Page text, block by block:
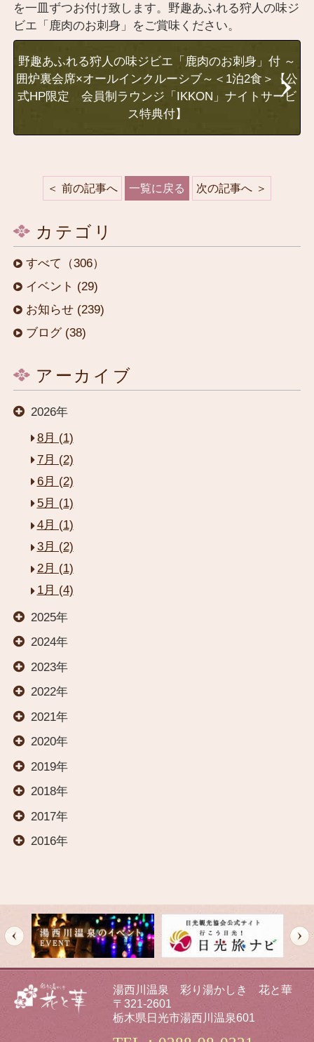
を一皿ずつお付け致します。野趣あふれる狩人の味ジ
ビエ「鹿肉のお刺身」をご賞味ください。
野趣あふれる狩人の味ジビエ「鹿肉のお刺身」付 ～
囲炉裏会席×オールインクルーシブ～＜1泊2食＞【公
式HP限定 会員制ラウンジ「IKKON」ナイトサービ
ス特典付】
前の記事へ 一覧に戻る 次の記事へ
カテゴリ
すべて（306）
イベント (29)
お知らせ (239)
ブログ (38)
アーカイブ
2026年
8月 (1)
7月 (2)
6月 (2)
5月 (1)
4月 (1)
3月 (2)
2月 (1)
1月 (4)
2025年
2024年
2023年
2022年
2021年
2020年
2019年
2018年
2017年
2016年
湯西川温泉 彩り湯かしき 花と華
〒321-2601
栃木県日光市湯西川温泉601
HOME
お部屋
温泉
料理
交通案内
オールインクルーシブ
観光案内
新着情報